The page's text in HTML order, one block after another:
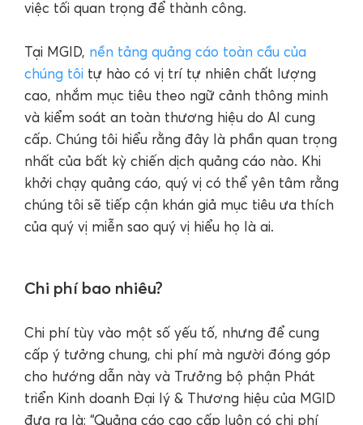
việc tối quan trọng để thành công.
Tại MGID, nền tảng quảng cáo toàn cầu của
chúng tôi tự hào có vị trí tự nhiên chất lượng
cao, nhắm mục tiêu theo ngữ cảnh thông minh
và kiểm soát an toàn thương hiệu do AI cung
cấp. Chúng tôi hiểu rằng đây là phần quan trọng
nhất của bất kỳ chiến dịch quảng cáo nào. Khi
khởi chạy quảng cáo, quý vị có thể yên tâm rằng
chúng tôi sẽ tiếp cận khán giả mục tiêu ưa thích
của quý vị miễn sao quý vị hiểu họ là ai.
Chi phí bao nhiêu?
Chi phí tùy vào một số yếu tố, nhưng để cung
cấp ý tưởng chung, chi phí mà người đóng góp
cho hướng dẫn này và Trưởng bộ phận Phát
triển Kinh doanh Đại lý & Thương hiệu của MGID
đưa ra là: “Quảng cáo cao cấp luôn có chi phí